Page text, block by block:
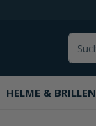
HELME & BRILLEN